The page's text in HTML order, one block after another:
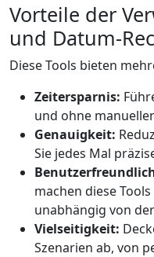
Vorteile der
und Datum-
Diese Tools bieten
Zeitersparnis:
und ohne
Genauigkeit:
Sie jedes Mal
machen diese
unabhängig von
Vielseitigkeit:
Szenarien ab, von